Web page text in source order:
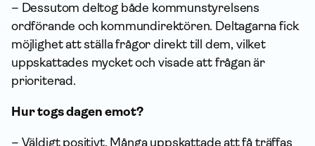
– Dessutom deltog både kommunstyrelsens
ordförande och kommundirektören. Deltagarna fick
möjlighet att ställa frågor direkt till dem, vilket
uppskattades mycket och visade att frågan är
prioriterad.
Hur togs dagen emot?
– Väldigt positivt. Många uppskattade att få träffas